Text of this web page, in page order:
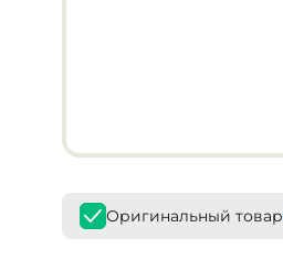
Оригинальный товар